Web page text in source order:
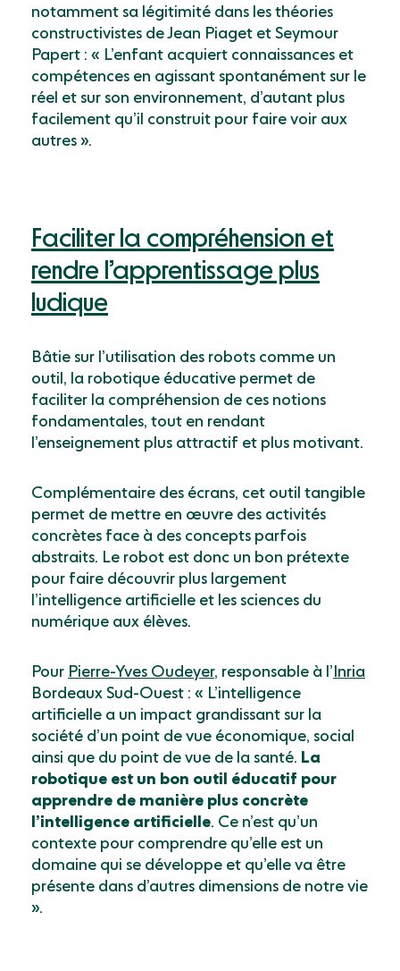
notamment sa légitimité dans les théories
constructivistes de Jean Piaget et Seymour
Papert : « L’enfant acquiert connaissances et
compétences en agissant spontanément sur le
réel et sur son environnement, d’autant plus
facilement qu’il construit pour faire voir aux
autres ».
Faciliter la compréhension et
rendre l’apprentissage plus
ludique
Bâtie sur l’utilisation des robots comme un
outil, la robotique éducative permet de
faciliter la compréhension de ces notions
fondamentales, tout en rendant
l’enseignement plus attractif et plus motivant.
Complémentaire des écrans, cet outil tangible
permet de mettre en œuvre des activités
concrètes face à des concepts parfois
abstraits. Le robot est donc un bon prétexte
pour faire découvrir plus largement
l’intelligence artificielle et les sciences du
numérique aux élèves.
Pour Pierre-Yves Oudeyer, responsable à l’ Inria
Bordeaux Sud-Ouest : « L’intelligence
artificielle a un impact grandissant sur la
société d’un point de vue économique, social
ainsi que du point de vue de la santé. La
robotique est un bon outil éducatif pour
apprendre de manière plus concrète
l’intelligence artificielle. Ce n’est qu’un
contexte pour comprendre qu’elle est un
domaine qui se développe et qu’elle va être
présente dans d’autres dimensions de notre vie
».